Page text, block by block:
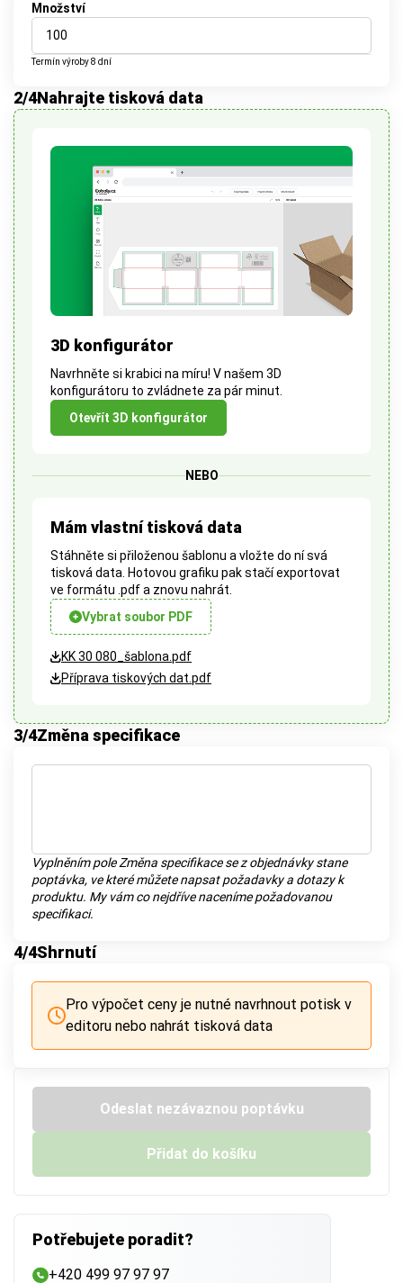
Množství
Termín výroby8 dní
2/4Nahrajte tisková data
3D konfigurátor
Navrhněte si krabici na míru! V našem 3D
konfigurátoru to zvládnete za pár minut.
Otevřít 3D konfigurátor
NEBO
Mám vlastní tisková data
Stáhněte si přiloženou šablonu a vložte do ní svá
tisková data. Hotovou grafiku pak stačí exportovat
ve formátu .pdf a znovu nahrát.
Vybrat soubor PDF
KK 30 080_šablona.pdf
Příprava tiskových dat.pdf
3/4Změna specifikace
Vyplněním pole Změna specifikace se z objednávky stane
poptávka, ve které můžete napsat požadavky a dotazy k
produktu. My vám co nejdříve naceníme požadovanou
specifikaci.
4/4Shrnutí
Pro výpočet ceny je nutné navrhnout potisk v
editoru nebo nahrát tisková data
Odeslat nezávaznou poptávku
Přidat do košíku
Potřebujete poradit?
+420 499 97 97 97